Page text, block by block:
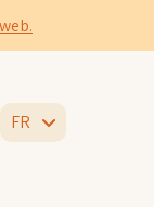
FR